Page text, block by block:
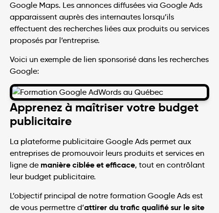
Google Maps. Les annonces diffusées via Google Ads
apparaissent auprès des internautes lorsqu’ils
effectuent des recherches liées aux produits ou services
proposés par l’entreprise.
Voici un exemple de lien sponsorisé dans les recherches
Google:
Apprenez à maîtriser votre budget
publicitaire
La plateforme publicitaire Google Ads permet aux
entreprises de promouvoir leurs produits et services en
ligne de manière ciblée et efficace, tout en contrôlant
leur budget publicitaire.
L’objectif principal de notre formation Google Ads est
de vous permettre d’attirer du trafic qualifié sur le site